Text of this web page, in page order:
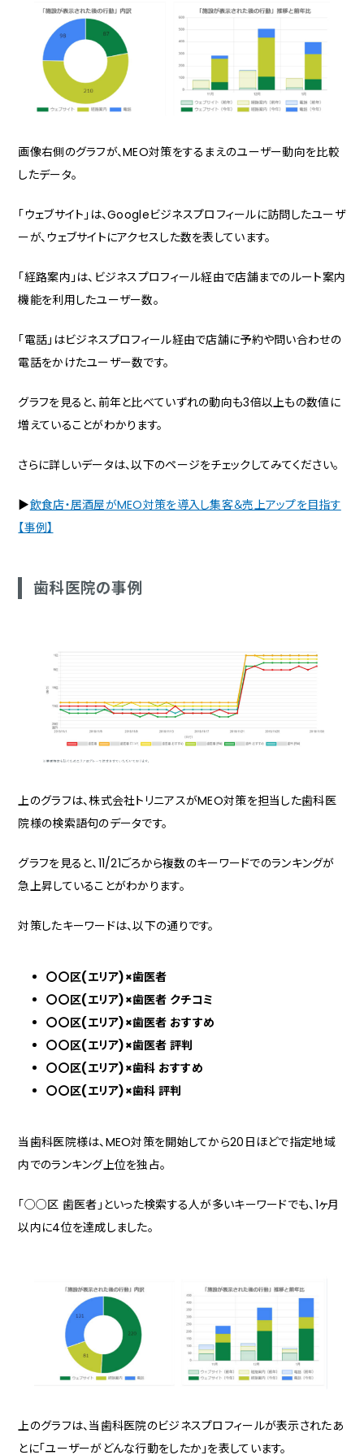
画像右側のグラフが、MEO対策をするまえのユーザー動向を比較
したデータ。
「ウェブサイト」は、Googleビジネスプロフィールに訪問したユーザ
ーが、ウェブサイトにアクセスした数を表しています。
「経路案内」は、ビジネスプロフィール経由で店舗までのルート案内
機能を利用したユーザー数。
「電話」はビジネスプロフィール経由で店舗に予約や問い合わせの
電話をかけたユーザー数です。
グラフを見ると、前年と比べていずれの動向も3倍以上もの数値に
増えていることがわかります。
さらに詳しいデータは、以下のページをチェックしてみてください。
▶飲食店・居酒屋がMEO対策を導入し集客＆売上アップを目指す
【事例】
歯科医院の事例
上のグラフは、株式会社トリニアスがMEO対策を担当した歯科医
院様の検索語句のデータです。
グラフを見ると、11/21ごろから複数のキーワードでのランキングが
急上昇していることがわかります。
対策したキーワードは、以下の通りです。
〇〇区(エリア)×歯医者
〇〇区(エリア)×歯医者 クチコミ
〇〇区(エリア)×歯医者 おすすめ
〇〇区(エリア)×歯医者 評判
〇〇区(エリア)×歯科 おすすめ
〇〇区(エリア)×歯科 評判
当歯科医院様は、MEO対策を開始してから20日ほどで指定地域
内でのランキング上位を独占。
「○○区 歯医者」といった検索する人が多いキーワードでも、1ヶ月
以内に4位を達成しました。
上のグラフは、当歯科医院のビジネスプロフィールが表示されたあ
とに「ユーザーがどんな行動をしたか」を表しています。